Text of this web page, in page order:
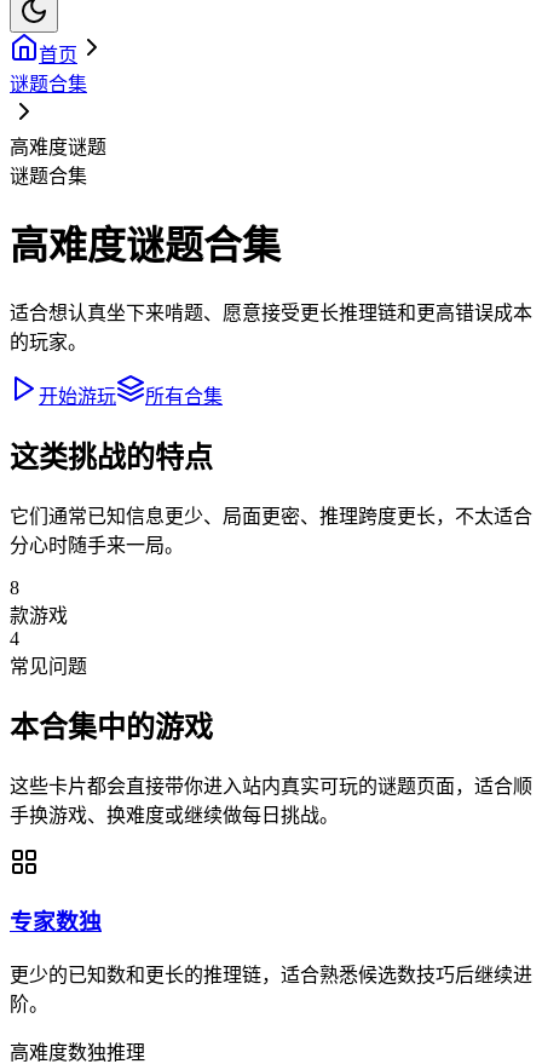
首页
谜题合集
高难度谜题
谜题合集
高难度谜题合集
适合想认真坐下来啃题、愿意接受更长推理链和更高错误成本
的玩家。
开始游玩 所有合集
这类挑战的特点
它们通常已知信息更少、局面更密、推理跨度更长，不太适合
分心时随手来一局。
8
款游戏
4
常见问题
本合集中的游戏
这些卡片都会直接带你进入站内真实可玩的谜题页面，适合顺
手换游戏、换难度或继续做每日挑战。
专家数独
更少的已知数和更长的推理链，适合熟悉候选数技巧后继续进
阶。
高难度数独推理